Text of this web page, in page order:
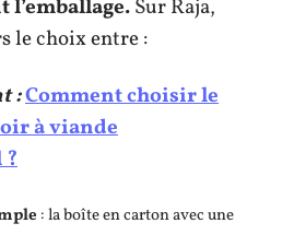
l’emballage.Sur Raja,
le choix entre :
:Comment choisir le
à viande
: la boîte en carton avec une